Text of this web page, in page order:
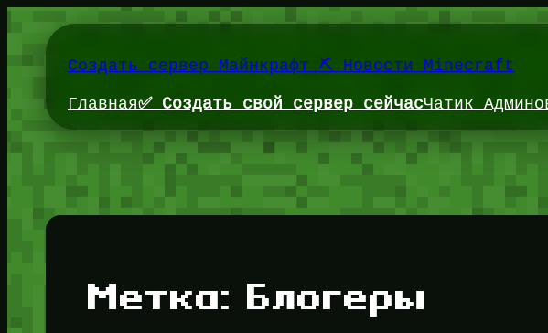
содержимомуСоздать сервер Майнкрафт ⛏️ Новости Minecraft
Главная✅ Создать свой сервер сейчасЧатик
Метка:Блогеры